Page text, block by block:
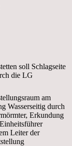
soll Schlagseite
die LG
am
Wasserseitig durch
Erkundung
Leiter der